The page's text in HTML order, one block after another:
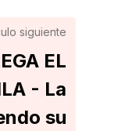
siguiente
EL
- La
su